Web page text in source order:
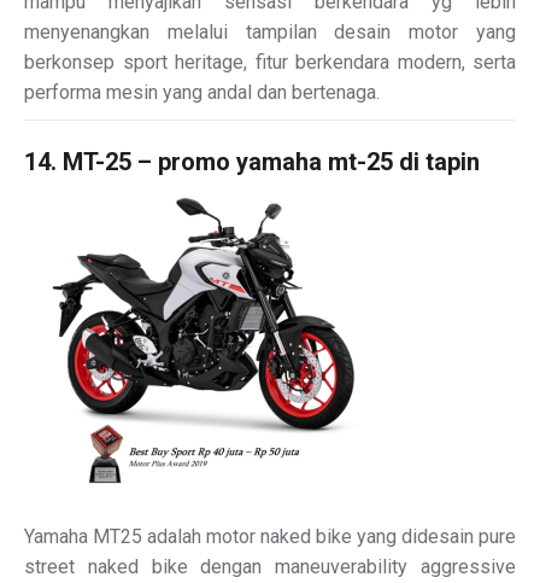
menyenangkan melalui tampilan desain motor yang
berkonsep sport heritage, fitur berkendara modern, serta
performa mesin yang andal dan bertenaga.
14. MT-25 – promo yamaha mt-25 di tapin
Yamaha MT25 adalah motor naked bike yang didesain pure
street naked bike dengan maneuverability aggressive